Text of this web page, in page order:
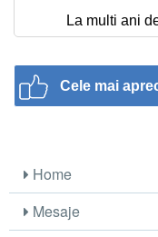
La multi ani
Cele mai
Home
Mesaje